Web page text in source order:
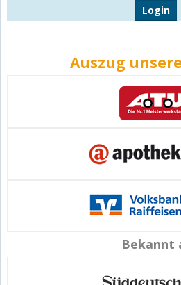
Login
Auszug
Bekannt